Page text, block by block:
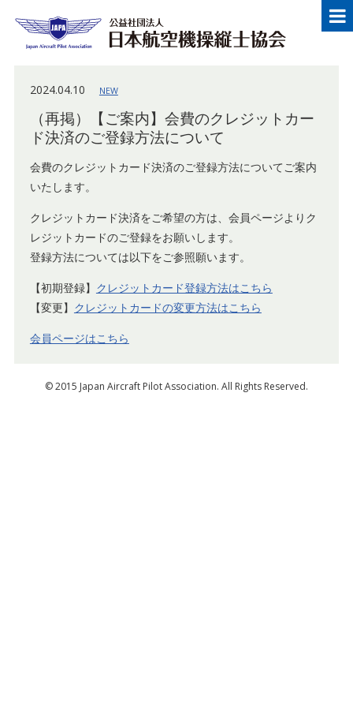
Japan Aircraft Pilot Association 公
2024.04.10 NEW
（再掲）【ご案内】会費のクレジットカー
ド決済のご登録方法について
会費のクレジットカード決済のご登録方法についてご案内
いたします。
クレジットカード決済をご希望の方は、会員ページよりク
レジットカードのご登録をお願いします。
登録方法については以下をご参照願います。
【初期登録】 クレジットカード登録方法はこちら
【変更】 クレジットカードの変更方法はこちら
会員ページはこちら
© 2015 Japan Aircraft Pilot Association. All Rights Reserved.